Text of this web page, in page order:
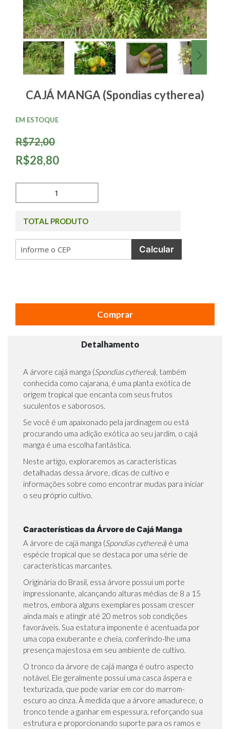
CAJÁ MANGA (Spondias cytherea)
R$72,00
R$28,80
EM ESTOQUE
TOTAL PRODUTO
Calcular
Comprar
Detalhamento
A árvore cajá manga (Spondias cytherea), também
conhecida como cajarana, é uma planta exótica de
origem tropical que encanta com seus frutos
suculentos e saborosos.
Se você é um apaixonado pela jardinagem ou está
procurando uma adição exótica ao seu jardim, o cajá
manga é uma escolha fantástica.
Neste artigo, exploraremos as características
detalhadas dessa árvore, dicas de cultivo e
informações sobre como encontrar mudas para iniciar
o seu próprio cultivo.
Características da Árvore de Cajá Manga
A árvore de cajá manga (Spondias cytherea) é uma
espécie tropical que se destaca por uma série de
características marcantes.
Originária do Brasil, essa árvore possui um porte
impressionante, alcançando alturas médias de 8 a 15
metros, embora alguns exemplares possam crescer
ainda mais e atingir até 20 metros sob condições
favoráveis. Sua estatura imponente é acentuada por
uma copa exuberante e cheia, conferindo-lhe uma
presença majestosa em seu ambiente de cultivo.
O tronco da árvore de cajá manga é outro aspecto
notável. Ele geralmente possui uma casca áspera e
texturizada, que pode variar em cor do marrom-
escuro ao cinza. À medida que a árvore amadurece, o
tronco tende a ganhar em espessura, reforçando sua
estrutura e proporcionando suporte para os ramos e